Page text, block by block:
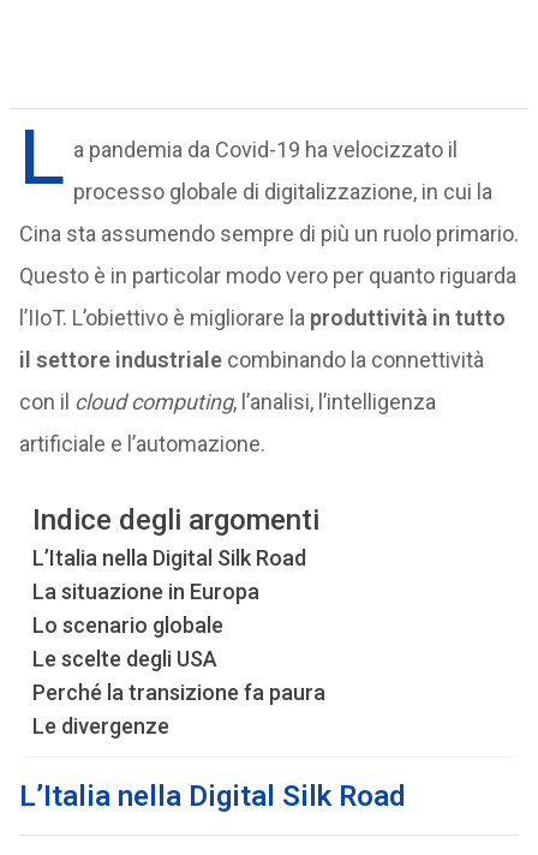
L a pandemia da Covid-19 ha velocizzato il
processo globale di digitalizzazione, in cui la
Cina sta assumendo sempre di più un ruolo primario.
Questo è in particolar modo vero per quanto riguarda
l’IIoT. L’obiettivo è migliorare la produttività in tutto
il settore industrialecombinando la connettività
con il cloud computing, l’analisi, l’intelligenza
artificiale e l’automazione.
Indice degli argomenti
L’Italia nella Digital Silk Road
La situazione in Europa
Lo scenario globale
Le scelte degli USA
Perché la transizione fa paura
Le divergenze
L’Italia nella Digital Silk Road